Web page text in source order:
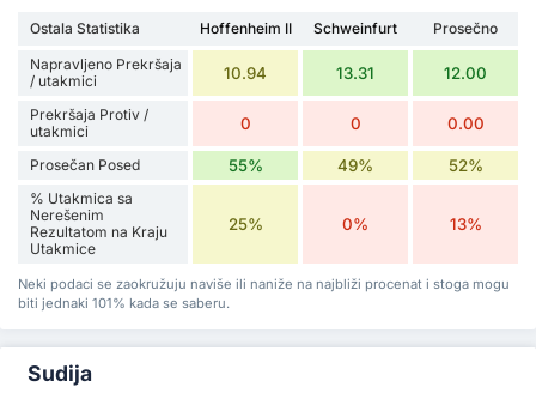
Ostala Statistika Hoffenheim II Schweinfurt
Prosečno
Napravljeno Prekršaja
/ utakmici
10.94 13.31 12.00
Prekršaja Protiv /
utakmici
0 0 0.00
Prosečan Posed 55% 49% 52%
% Utakmica sa
Nerešenim
Rezultatom na Kraju
Utakmice
25% 0% 13%
Neki podaci se zaokružuju naviše ili naniže na najbliži procenat i stoga mogu
biti jednaki 101% kada se saberu.
Sudija